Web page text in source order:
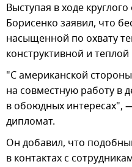
Выступая в ходе
Борисенко заявил, что
насыщенной по охвату
конструктивной и
"С американской
на совместную работу в
в обоюдных интересах",
дипломат.
Он добавил, что
в контактах с